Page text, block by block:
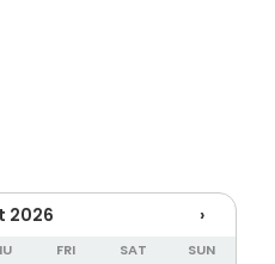
kulturmärkta
har kapacitet för
eller konferens. Med
upplevelse i en kreativ
2026 ›
FRI SAT SUN